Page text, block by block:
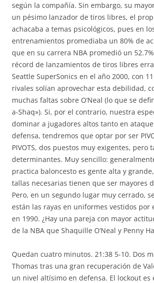
según la compañía. Sin embargo, su
un pésimo lanzador de tiros libres, el
achacaba a temas psicológicos, pues en
entrenamientos promediaba un 80% de
que en su carrera NBA promedió un
récord de lanzamientos de tiros libres
Seattle SuperSonics en el año 2000, con
rivales solían aprovechar esta debilidad,
muchas faltas sobre O’Neal (lo que se
a-Shaq»). Si, por el contrario, nuestra
dominar a jugadores altos tanto en
defensa, tendremos que optar por ser
PIVOTS, dos puestos muy exigentes, pero
determinantes. Muy sencillo:
practica baloncesto es gente alta y
tallas necesarias tienen que ser mayores
Pero, en un segundo lugar muy cerrado,
están las rayas en uniformes vestidos por
en 1990. ¿Hay una pareja con mayor
de la NBA que Shaquille O’Neal y Penny
Quedan cuatro minutos. 21:38 5-10. Dos
Thomas tras una gran recuperación de
un nivel altísimo en defensa. El lockout es